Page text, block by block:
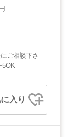
ご相談下さ
5OK
入り